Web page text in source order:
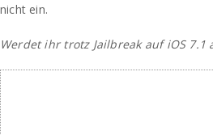
nicht ein.
Werdet ihr trotz Jailbreak auf iOS 7.1